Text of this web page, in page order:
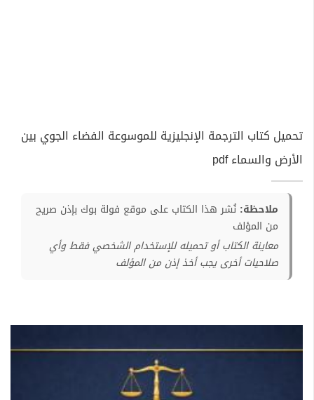
تحميل كتاب الترجمة الإنجليزية للموسوعة الفضاء الجوي بين
الأرض والسماء pdf
ملاحظة: نُشر هذا الكتاب على موقع فولة بوك بإذن صريح
من المؤلف
معاينة الكتاب أو تحميله للإستخدام الشخصي فقط وأي
صلاحيات أخرى يجب أخذ إذن من المؤلف